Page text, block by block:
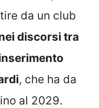
da un club
discorsi tra
, che ha da
al 2029.